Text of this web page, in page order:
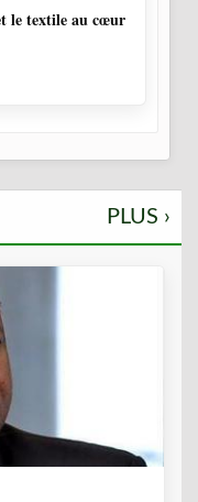
le textile au cœur
PLUS ›